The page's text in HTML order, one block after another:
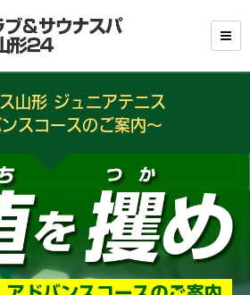
山形 ジュニアテニス
スコースのご案内～